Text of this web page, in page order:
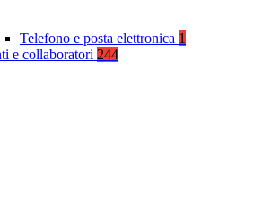
Telefono e posta elettronica 1
e collaboratori 244